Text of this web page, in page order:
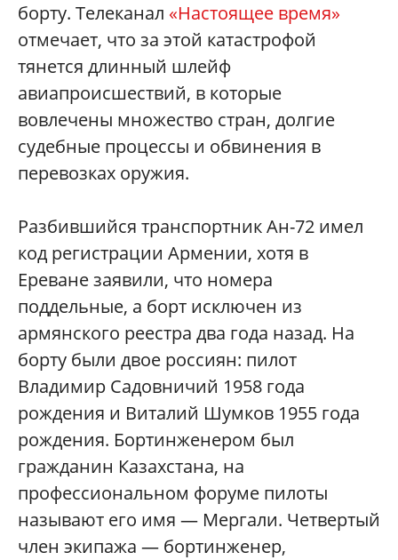
борту. Телеканал «Настоящее время»
отмечает, что за этой катастрофой
тянется длинный шлейф
авиапроисшествий, в которые
вовлечены множество стран, долгие
судебные процессы и обвинения в
перевозках оружия.
Разбившийся транспортник Ан-72 имел
код регистрации Армении, хотя в
Ереване заявили, что номера
поддельные, а борт исключен из
армянского реестра два года назад. На
борту были двое россиян: пилот
Владимир Садовничий 1958 года
рождения и Виталий Шумков 1955 года
рождения. Бортинженером был
гражданин Казахстана, на
профессиональном форуме пилоты
называют его имя — Мергали. Четвертый
член экипажа — бортинженер,